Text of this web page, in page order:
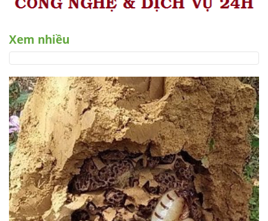
Xem nhiều